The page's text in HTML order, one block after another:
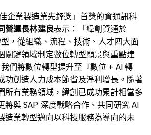
企業製造業先鋒獎」首獎的資通訊科
營運長林建良表示：「緯創資通於
，從組織、流程、技術、人才四大面
關鍵領域制定數位轉型願景與重點建
們將數位轉型提升至『數位 + AI 轉
功創造人力成本節省及淨利增長。隨著
所有業務領域，緯創已成功累計相當多
將與 SAP 深度戰略合作、共同研究 AI
造業轉型邁向以科技服務為導向的未